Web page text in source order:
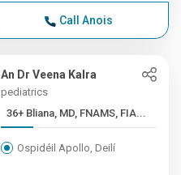
Call Anois
An Dr Veena Kalra
pediatrics
36+ Bliana, MD, FNAMS, FIA...
Ospidéil Apollo, Deilí